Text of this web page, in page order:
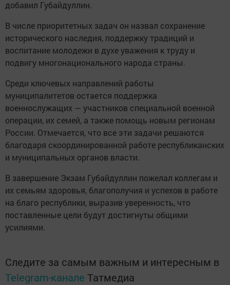
добавил Губайдуллин.
В числе приоритетных задач он назвал сохранение
исторического наследия, поддержку традиций и
воспитание молодежи в духе уважения к труду и
подвигу многонационального народа страны.
Среди ключевых направлений работы
муниципалитетов остается поддержка
военнослужащих — участников специальной военной
операции, их семей, а также помощь новым регионам
России. Отмечается, что все эти задачи решаются
благодаря скоординированной работе республиканских
и муниципальных органов власти.
В завершение Экзам Губайдуллин пожелал коллегам и
их семьям здоровья, благополучия и успехов в работе
на благо республики, выразив уверенность, что
поставленные цели будут достигнуты общими
усилиями.
Следите за самым важным и интересным в
Telegram-канале Татмедиа